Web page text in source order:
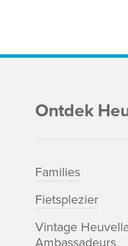
Ontdek
Families
Fietsplezier
Vintage
Ambassadeurs